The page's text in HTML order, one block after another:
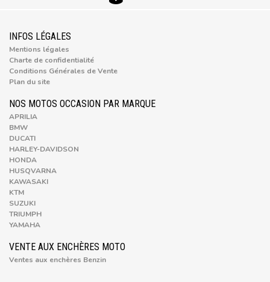
INFOS LÉGALES
Mentions légales
Charte de confidentialité
Conditions Générales de Vente
Plan du site
NOS MOTOS OCCASION PAR MARQUE
APRILIA
BMW
DUCATI
HARLEY-DAVIDSON
HONDA
HUSQVARNA
KAWASAKI
KTM
SUZUKI
TRIUMPH
YAMAHA
VENTE AUX ENCHÈRES MOTO
Ventes aux enchères Benzin